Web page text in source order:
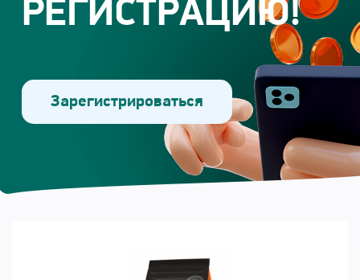
РЕГИСТРАЦИЮ!
Зарегистрироваться